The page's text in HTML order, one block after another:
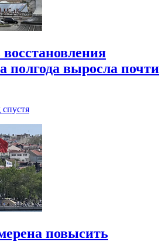
полгода выросла почти
спустя
повысить